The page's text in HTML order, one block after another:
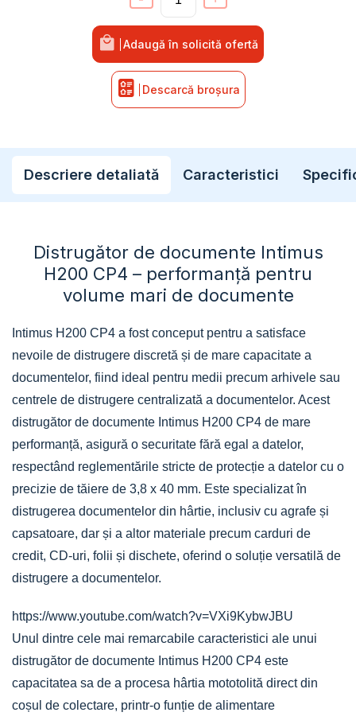
Cantitate Distrugător de documente Intimus
Adaugă în solicită ofertă
Descarcă broșura
Descriere detaliată Caracteristici
Distrugător de documente Intimus
H200 CP4 – performanță pentru
volume mari de documente
Intimus H200 CP4 a fost conceput pentru a satisface
nevoile de distrugere discretă și de mare capacitate a
documentelor, fiind ideal pentru medii precum arhivele sau
centrele de distrugere centralizată a documentelor. Acest
distrugător de documente Intimus H200 CP4 de mare
performanță, asigură o securitate fără egal a datelor,
respectând reglementările stricte de protecție a datelor cu o
precizie de tăiere de 3,8 x 40 mm. Este specializat în
distrugerea documentelor din hârtie, inclusiv cu agrafe și
capsatoare, dar și a altor materiale precum carduri de
credit, CD-uri, folii și dischete, oferind o soluție versatilă de
distrugere a documentelor.
https://www.youtube.com/watch?v=VXi9KybwJBU
Unul dintre cele mai remarcabile caracteristici ale unui
distrugător de documente Intimus H200 CP4 este
capacitatea sa de a procesa hârtia mototolită direct din
coșul de colectare, printr-o funție de alimentare